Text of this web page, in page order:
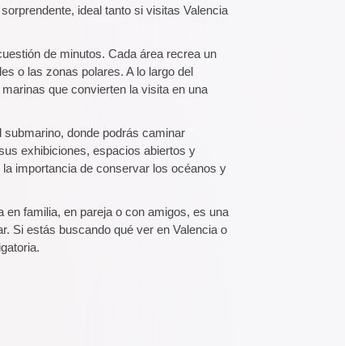
ideal tanto si visitas Valencia
de minutos. Cada área recrea un
o las zonas polares. A lo largo del
que convierten la visita en una
donde podrás caminar
exhibiciones, espacios abiertos y
importancia de conservar los océanos y
familia, en pareja o con amigos, es una
Si estás buscando qué ver en Valencia o